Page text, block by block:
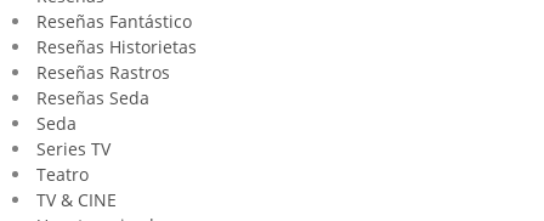
Reseñas Fantástico
Reseñas Historietas
Reseñas Rastros
Reseñas Seda
Seda
Series TV
Teatro
TV & CINE